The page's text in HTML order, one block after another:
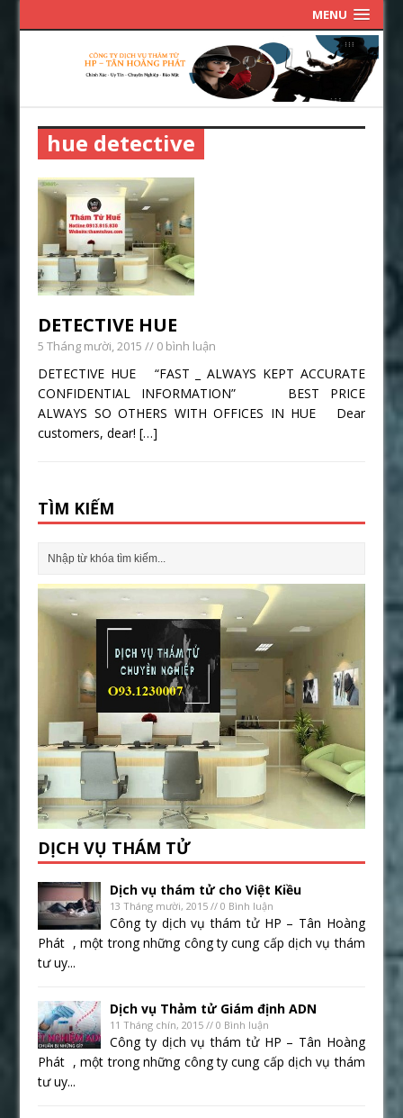
MENU
hue detective
DETECTIVE HUE
5 Tháng mười, 2015 // 0 bình luận
DETECTIVE HUE “FAST _ ALWAYS KEPT ACCURATE
CONFIDENTIAL INFORMATION” BEST PRICE
ALWAYS SO OTHERS WITH OFFICES IN HUE Dear
customers, dear![…]
TÌM KIẾM
DỊCH VỤ THÁM TỬ
Dịch vụ thám tử cho Việt Kiều
13 Tháng mười, 2015 // 0 Bình luận
Công ty dịch vụ thám tử HP – Tân Hoàng
Phát , một trong những công ty cung cấp dịch vụ thám
tư uy...
Dịch vụ Thảm tử Giám định ADN
11 Tháng chín, 2015 // 0 Bình luận
Công ty dịch vụ thám tử HP – Tân Hoàng
Phát , một trong những công ty cung cấp dịch vụ thám
tư uy...